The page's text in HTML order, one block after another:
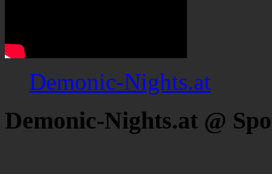
Demonic-Nights.at
Demonic-Nights.at @